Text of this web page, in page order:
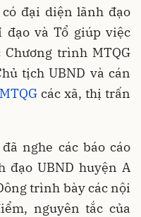
đại diện lãnh đạo
đạo và Tổ giúp việc
trình MTQG
tịch UBND và cán
các xã, thị trấn
nghe các báo cáo
đạo UBND huyện A
trình bày các nội
nguyên tắc của